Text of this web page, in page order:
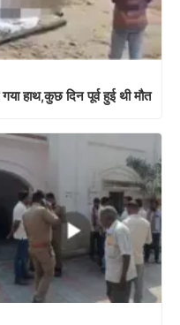
हाथ,कुछ दिन पूर्व हुई थी मौत